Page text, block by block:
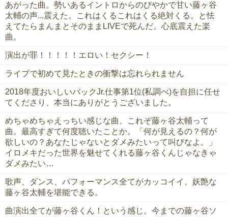
あがった曲。勢いあるイントロからのびやかで甘い藤ヶ谷
太輔の声...震えた。これはくるこれはくる絶対くる。と怯
えてたらまんまとそのままLIVEで死んだ。心底震えた楽
曲。
演出が罪！！！！！エロい！セクシー！
ライブで初めて見たときの衝撃は忘れられません
2018年度おいしいバックJr.仕事第1位(私調べ)を自担に任せ
てくださり、本当にありがとうございました。
めちゃめちゃえっちい感じな曲。これぞ藤ヶ谷太輔って
曲。最高すぎて何度聴いたことか。「何が見えるの？何が
欲しいの？あなたじゃないとダメみたいって叫びなよ。」
イロメキだった世界を魅せてくれる藤ヶ谷くんじゃなきゃ
ダメみたい…
歌声、ダンス、パフォーマンス全てがカッコイイ。妖艶な
藤ヶ谷太輔を堪能できる。
曲演出全てが藤ヶ谷くん！という感じ。今までの藤ヶ谷ソ